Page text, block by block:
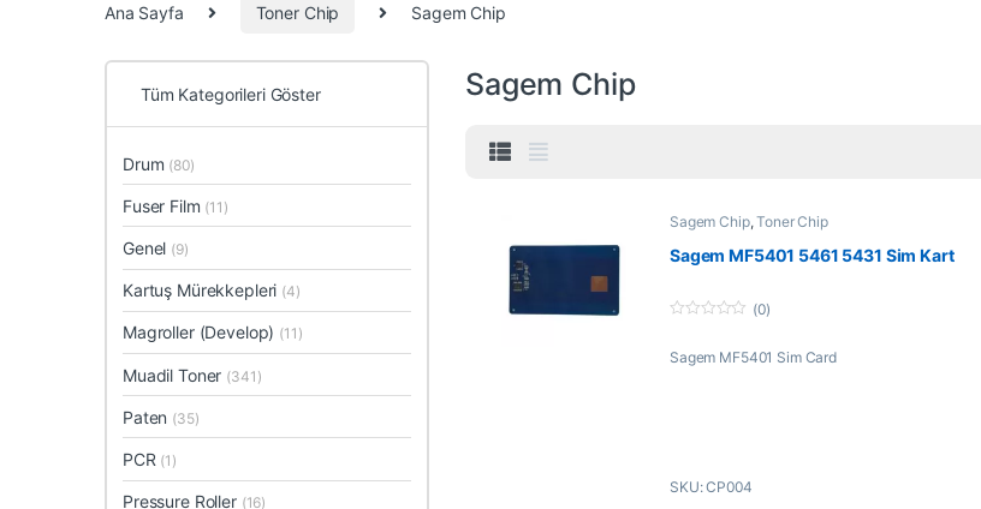
Ana Sayfa Toner Chip Sagem Chip
Sagem Chip
Sagem Chip,Toner Chip
Sagem MF5401 5461 5431 Sim Kart
u
(0)
Sagem MF5401 Sim Card
SKU: CP004
Tüm Kategorileri Göster
Drum (80)
Fuser Film (11)
Genel (9)
Kartuş Mürekkepleri (4)
Magroller (Develop) (11)
Muadil Toner (341)
Paten (35)
PCR (1)
Pressure Roller (16)